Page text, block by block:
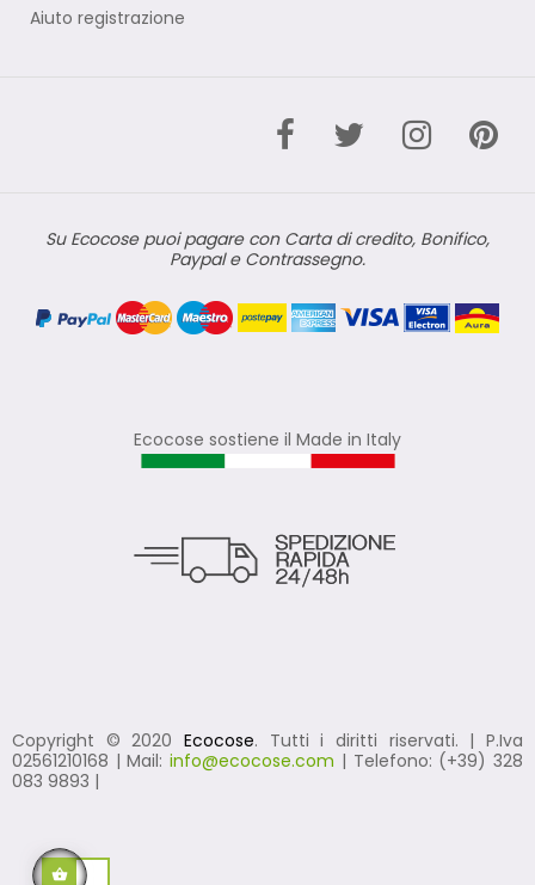
Aiuto registrazione
Su Ecocose puoi pagare con Carta di credito, Bonifico,
Paypal e Contrassegno.
Ecocose sostiene il Made in Italy
Copyright © 2020 Ecocose. Tutti i diritti riservati. | P.Iva
02561210168 | Mail:info@ecocose.com | Telefono: (+39) 328
083 9893 |